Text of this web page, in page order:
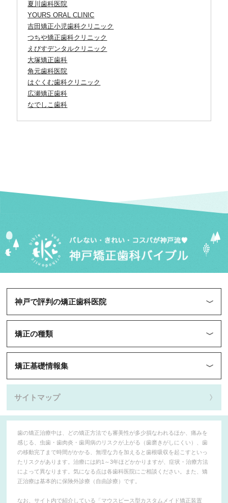
夏川歯科医院
YOURS ORAL CLINIC
吉田矯正小児歯科クリニック
つちや矯正歯科クリニック
えびすデンタルクリニック
大塚矯正歯科
角元歯科医院
はぐくむ歯科クリニック
広瀬矯正歯科
なでしこ歯科
神戸で評判の矯正歯科医院
矯正の種類
矯正基礎情報集
サイトマップ
歯の矯正治療中は、どの矯正方法でも審美性が多少損なわれるほか、痛みを
感じる、虫歯・歯肉炎・歯周病のリスクが上がる（歯磨きがしにくい）、歯
の移動完了まで時間がかかる、無理な力を加えると歯根吸収を起こすといっ
たリスクがあります。治療には約1～3年ほどかかりますが、症状・治療方法
によって異なります。気になる点は各歯科医院にご相談ください。また、矯
正治療は基本的に保険外診療（自由診療）です。
なお、サイト内で紹介している「マウスピース型カスタムメイド矯正装置